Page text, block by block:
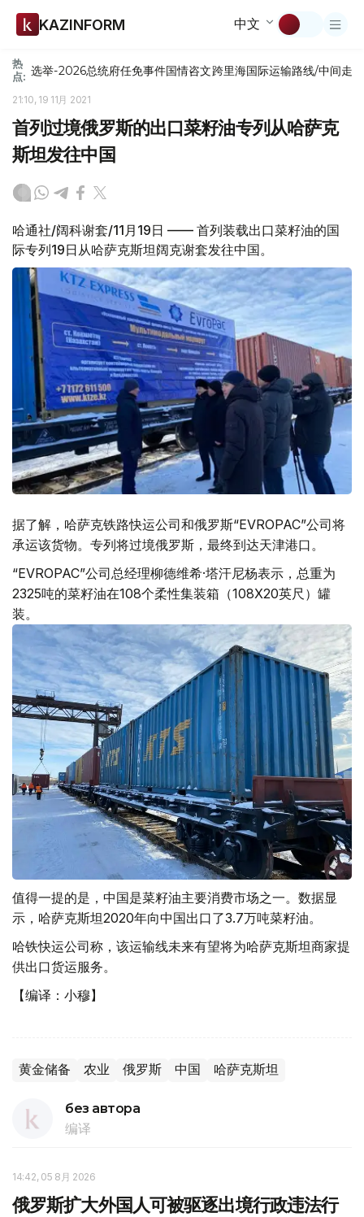
KAZINFORM 中文
热
点: 选举-2026总统府任免事件国情咨文跨里海国际运输路线/中间走廊
21:10, 19 11月 2021
首列过境俄罗斯的出口菜籽油专列从哈萨克
斯坦发往中国
哈通社/阔科谢套/11月19日 —— 首列装载出口菜籽油的国
际专列19日从哈萨克斯坦阔克谢套发往中国。
据了解，哈萨克铁路快运公司和俄罗斯“EVROPAC”公司将
承运该货物。专列将过境俄罗斯，最终到达天津港口。
“EVROPAC”公司总经理柳德维希·塔汗尼杨表示，总重为
2325吨的菜籽油在108个柔性集装箱（108X20英尺）罐
装。
值得一提的是，中国是菜籽油主要消费市场之一。数据显
示，哈萨克斯坦2020年向中国出口了3.7万吨菜籽油。
哈铁快运公司称，该运输线未来有望将为哈萨克斯坦商家提
供出口货运服务。
【编译：小穆】
黄金储备 农业 俄罗斯 中国 哈萨克斯坦
без автора
编译
14:42, 05 8月 2026
俄罗斯扩大外国人可被驱逐出境行政违法行